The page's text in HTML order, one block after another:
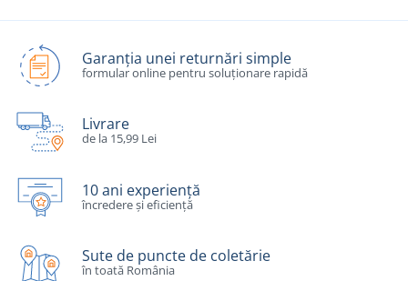
Garanția unei returnări simple
formular online pentru soluționare rapidă
Livrare
de la 15,99 Lei
10 ani experiență
încredere și eficiență
Sute de puncte de coletărie
în toată România